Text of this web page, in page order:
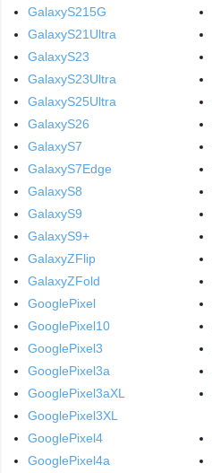
GalaxyS215G
GalaxyS21Ultra
GalaxyS23
GalaxyS23Ultra
GalaxyS25Ultra
GalaxyS26
GalaxyS7
GalaxyS7Edge
GalaxyS8
GalaxyS9
GalaxyS9+
GalaxyZFlip
GalaxyZFold
GooglePixel
GooglePixel10
GooglePixel3
GooglePixel3a
GooglePixel3aXL
GooglePixel3XL
GooglePixel4
GooglePixel4a